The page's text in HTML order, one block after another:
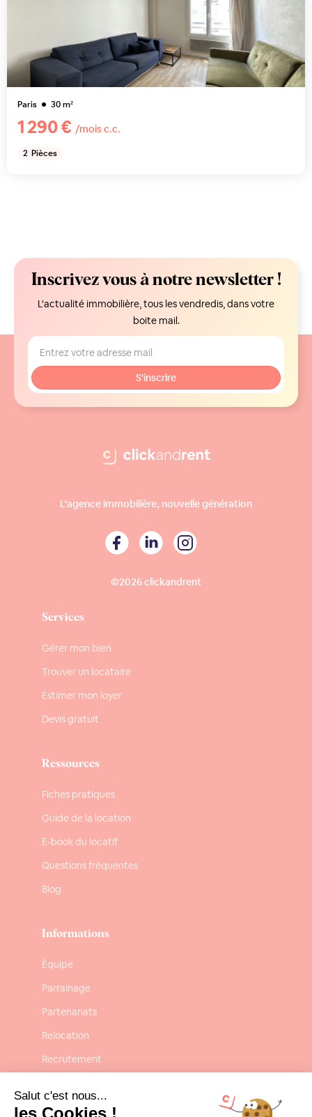
Paris 30m²
1 290 € /mois c.c.
2 Pièces
Inscrivez vous à notre newsletter !
L'actualité immobilière, tous les vendredis, dans votre
boite mail.
L'agence immobilière, nouvelle génération
©2026 clickandrent
Services
Gérer mon bien
Trouver un locataire
Estimer mon loyer
Devis gratuit
Ressources
Fiches pratiques
Guide de la location
E-book du locatif
Questions fréquentes
Blog
Informations
Équipe
Parrainage
Partenariats
Relocation
Recrutement
Mentions légales
Salut c'est nous...
les Cookies !